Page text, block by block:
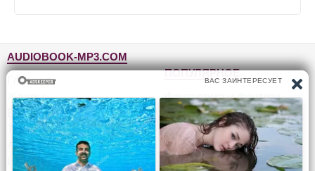
AUDIOBOOK-MP3.COM
Главная
Жанры
Блог
Топ-100
Авторы
Исполнители
ПОПУЛЯРНОЕ
Фантастика и фэнтези
Детективы, триллеры
Для детей
Роман, проза
Приключения